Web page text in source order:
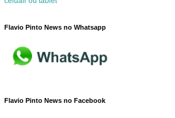
Flavio Pinto News no Whatsapp
Flavio Pinto News no Facebook